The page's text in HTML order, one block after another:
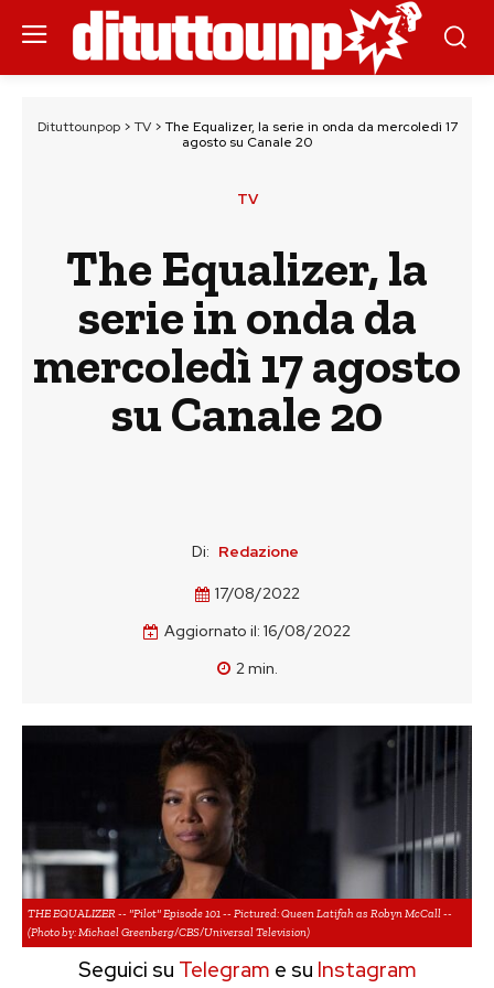
Dituttounpop> TV> The Equalizer, la serie in onda da mercoledì 17
agosto su Canale 20
TV
The Equalizer, la
serie in onda da
mercoledì 17 agosto
su Canale 20
Di: Redazione
17/08/2022
Aggiornato il: 16/08/2022
2min.
THE EQUALIZER -- "Pilot" Episode 101 -- Pictured: Queen Latifah as Robyn McCall --
(Photo by: Michael Greenberg/CBS/Universal Television)
Seguici su Telegram e su Instagram